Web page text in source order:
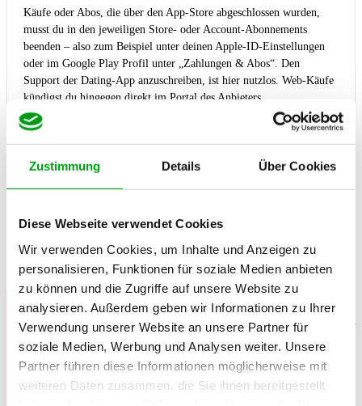
Zustimmung Details Über Cookies
Diese Webseite verwendet Cookies
Wir verwenden Cookies, um Inhalte und Anzeigen zu
personalisieren, Funktionen für soziale Medien anbieten
zu können und die Zugriffe auf unsere Website zu
analysieren. Außerdem geben wir Informationen zu Ihrer
Verwendung unserer Website an unsere Partner für
soziale Medien, Werbung und Analysen weiter. Unsere
Partner führen diese Informationen möglicherweise mit
weiteren Daten zusammen, die Sie ihnen bereitgestellt
Käufe oder Abos, die über den App-Store abgeschlossen wurden,
musst du in den jeweiligen Store- oder Account-Abonnements
beenden – also zum Beispiel unter deinen Apple-ID-Einstellungen
oder im Google Play Profil unter „Zahlungen & Abos“. Den
Support der Dating-App anzuschreiben, ist hier nutzlos. Web-Käufe
kündigst du hingegen direkt im Portal des Anbieters.
Neues Verbraucherschutzgesetz: Was sich
für deine Abo-Laufzeit geändert hat
Gute Nachrichten für alle, die in der Vergangenheit in fiesen Abos
Verbraucherverträge deutlich zu deinen Gunsten verbessert, auch
wenn viele Anbieter das ungern laut kommunizieren.
Unsere Experten-Erklärung:Für alle Verbraucherverträge, die
seit dem 1. März 2022 in Deutschland geschlossen wurden, gilt:
Eine automatische Verlängerung um ein ganzes weiteres Jahr mit
fester Laufzeit ist unzulässig. Wenn du deine reguläre
Kündigungsfrist verpasst, verlängert sich dein Abo zwar
weiterhin auf unbestimmte Zeit, du kannst es ab diesem Zeitpunkt
aberjederzeit mit einer Frist von einem Monatkündigen. Du